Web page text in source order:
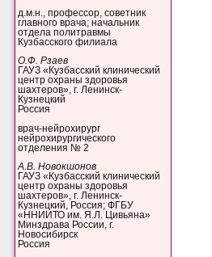
д.м.н., профессор, советник
главного врача; начальник
отдела политравмы
Кузбасского филиала
О.Ф. Рзаев
ГАУЗ «Кузбасский клинический
центр охраны здоровья
шахтеров», г. Ленинск-
Кузнецкий
Россия
врач-нейрохирург
нейрохирургического
отделения № 2
А.В. Новокшонов
ГАУЗ «Кузбасский клинический
центр охраны здоровья
шахтеров», г. Ленинск-
Кузнецкий, Россия; ФГБУ
«ННИИТО им. Я.Л. Цивьяна»
Минздрава России, г.
Новосибирск
Россия